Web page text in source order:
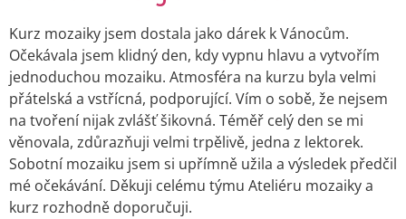
Kurz mozaiky jsem dostala jako dárek k Vánocům.
Očekávala jsem klidný den, kdy vypnu hlavu a vytvořím
jednoduchou mozaiku. Atmosféra na kurzu byla velmi
přátelská a vstřícná, podporující. Vím o sobě, že nejsem
na tvoření nijak zvlášť šikovná. Téměř celý den se mi
věnovala, zdůrazňuji velmi trpělivě, jedna z lektorek.
Sobotní mozaiku jsem si upřímně užila a výsledek předčil
mé očekávání. Děkuji celému týmu Ateliéru mozaiky a
kurz rozhodně doporučuji.